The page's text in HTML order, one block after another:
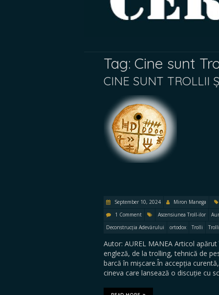
Tag: Cine sunt
CINE SUNT TROLLII
September 10, 2024 Miron Manega
1 Comment
Ascensiunea Troll-ilor
Deconstrucția Adevărului
ortodox Trolli
Autor: AUREL MANEA Articol
engleză, de la trolling, tehnică de
barcă în mișcare.În accepția
cineva care lansează o discuție cu